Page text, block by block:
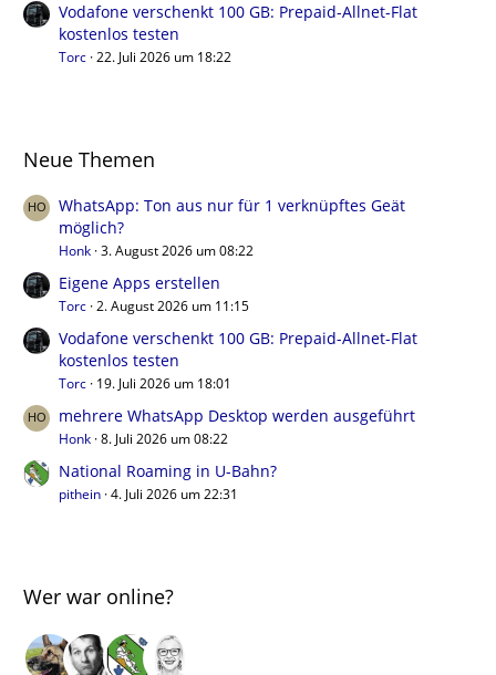
Vodafone verschenkt 100 GB: Prepaid-Allnet-Flat
kostenlos testen
Torc 22. Juli 2026 um 18:22
Neue Themen
WhatsApp: Ton aus nur für 1 verknüpftes Geät
möglich?
Honk 3. August 2026 um 08:22
Eigene Apps erstellen
Torc 2. August 2026 um 11:15
Vodafone verschenkt 100 GB: Prepaid-Allnet-Flat
kostenlos testen
Torc 19. Juli 2026 um 18:01
mehrere WhatsApp Desktop werden ausgeführt
Honk 8. Juli 2026 um 08:22
National Roaming in U-Bahn?
pithein 4. Juli 2026 um 22:31
Wer war online?